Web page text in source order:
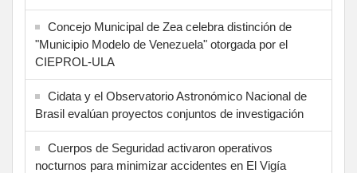
Concejo Municipal de Zea celebra distinción de
"Municipio Modelo de Venezuela" otorgada por el
CIEPROL-ULA
Cidata y el Observatorio Astronómico Nacional de
Brasil evalúan proyectos conjuntos de investigación
Cuerpos de Seguridad activaron operativos
nocturnos para minimizar accidentes en El Vigía